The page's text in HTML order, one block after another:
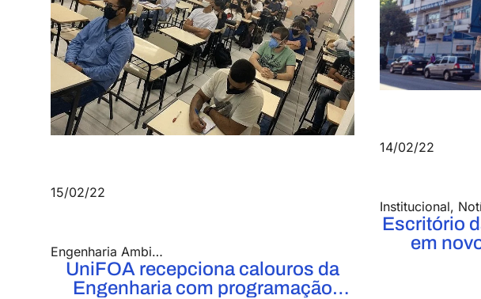
15/02/22
Engenharia Ambiental Engenharia de Produção ,
UniFOA recepciona calouros da
Engenharia com programação
14/02/22
Institucional,
Escritório
em